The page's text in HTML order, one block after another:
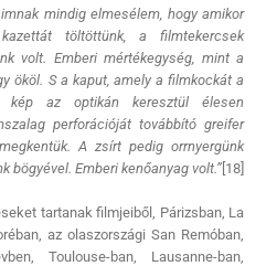
mindig elmesélem, hogy amikor
töltöttünk, a filmtekercsek
volt. Emberi mértékegység, mint a
ököl. S a kaput, amely a filmkockát a
kép az optikán keresztül élesen
perforációját továbbító greifer
A zsírt pedig orrnyergünk
bögyével. Emberi kenőanyag volt.”[18]
tartanak filmjeiből, Párizsban, La
az olaszországi San Remóban,
Toulouse-ban, Lausanne-ban,